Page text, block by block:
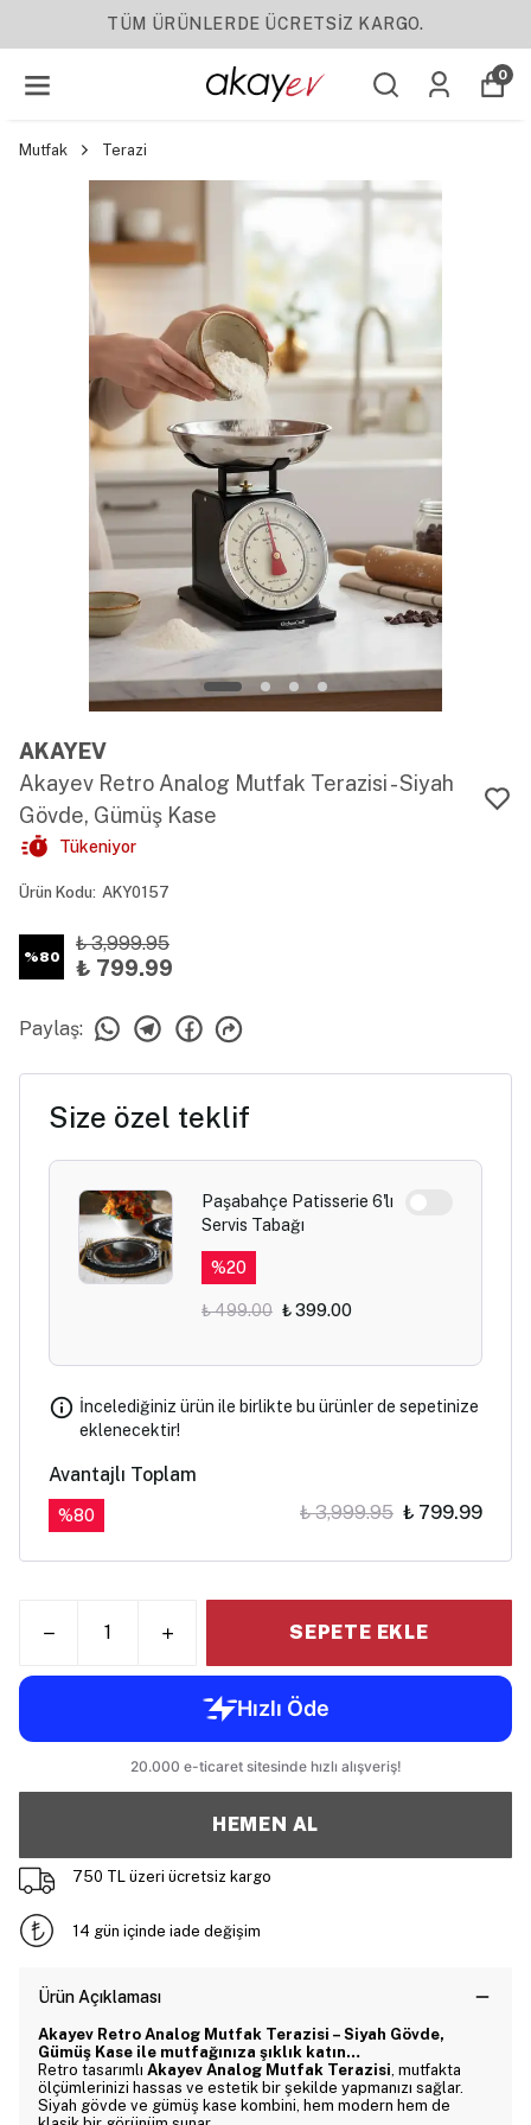
TÜM ÜRÜNLERDE ÜCRETSİZ KARGO.
0
Mutfak Terazi
AKAYEV
Akayev Retro Analog Mutfak Terazisi - Siyah
Gövde, Gümüş Kase
Tükeniyor
Ürün Kodu: AKY0157
%80
₺ 3,999.95
₺ 799.99
Paylaş:
Size özel teklif
Paşabahçe Patisserie 6'lı
Servis Tabağı
%20
₺ 499.00 ₺ 399.00
İncelediğiniz ürün ile birlikte bu ürünler de sepetinize
eklenecektir!
Avantajlı Toplam
%80 ₺ 3,999.95 ₺ 799.99
SEPETE EKLE
HEMEN AL
750 TL üzeri ücretsiz kargo
14 gün içinde iade değişim
Ürün Açıklaması
Akayev Retro Analog Mutfak Terazisi – Siyah Gövde,
Gümüş Kase ile mutfağınıza şıklık katın…
Retro tasarımlı Akayev Analog Mutfak Terazisi, mutfakta
ölçümlerinizi hassas ve estetik bir şekilde yapmanızı sağlar.
Siyah gövde ve gümüş kase kombini, hem modern hem de